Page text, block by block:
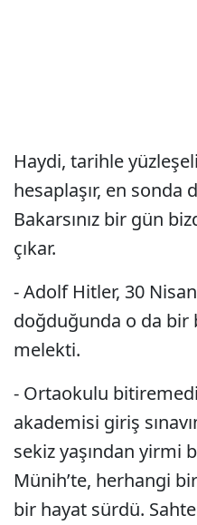
Haydi, tarihle
hesaplaşır, en sonda
Bakarsınız bir gün
çıkar.
- Adolf Hitler, 30
doğduğunda o da
melekti.
- Ortaokulu
akademisi giriş
sekiz yaşından yirmi
Münih’te, herhangi
bir hayat sürdü.